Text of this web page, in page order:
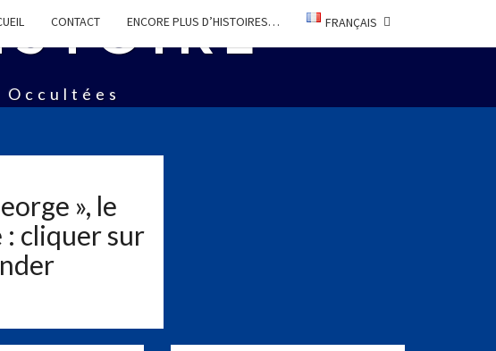
CONTACT ENCORE PLUS D’HISTOIRES… FRANÇAIS
», le
: cliquer sur